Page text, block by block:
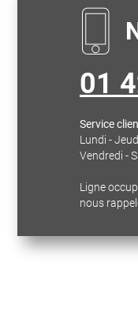
01
Service
Lundi -
Vendredi -
Ligne
nous